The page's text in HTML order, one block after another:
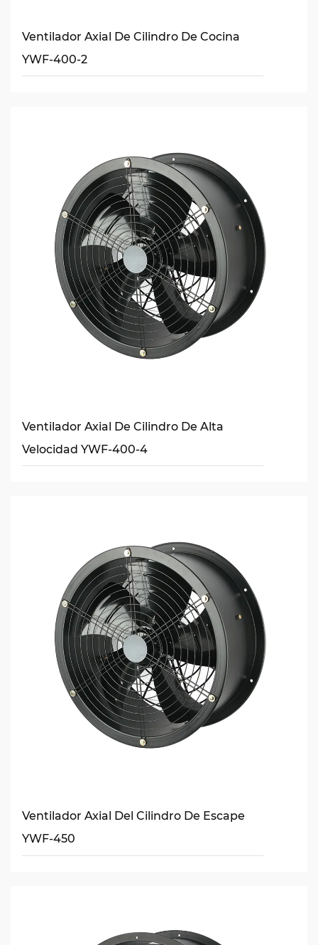
Ventilador Axial De Cilindro De Cocina
YWF-400-2
Ventilador Axial De Cilindro De Alta
Velocidad YWF-400-4
Ventilador Axial Del Cilindro De Escape
YWF-450